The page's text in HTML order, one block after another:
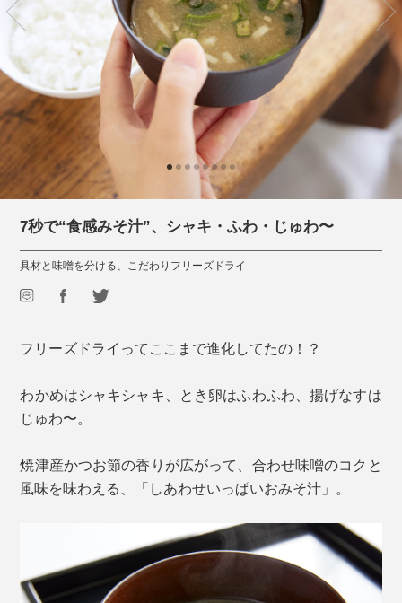
7秒で“食感みそ汁”、シャキ・ふわ・じゅわ〜
具材と味噌を分ける、こだわりフリーズドライ
フリーズドライってここまで進化してたの！？
わかめはシャキシャキ、とき卵はふわふわ、揚げなすは
じゅわ〜。
焼津産かつお節の香りが広がって、合わせ味噌のコクと
風味を味わえる、「しあわせいっぱいおみそ汁」。